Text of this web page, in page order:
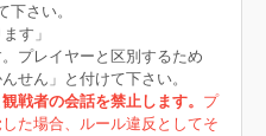
さい。
す」
。プレイヤーと区別するため
せん」と付けて下さい。
戦者の会話を禁止します。 プ
た場合、ルール違反としてそ